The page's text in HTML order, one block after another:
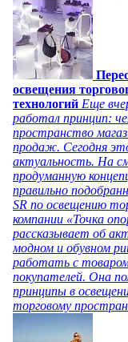
освещения
технологий Еще
работал принцип:
пространство
продаж. Сегодня
актуальность. На
продуманную
правильно
SR по освещению
компании «Точка
рассказывает об
модном и обувном
работать с
покупателей. Она
принципы в
торговому